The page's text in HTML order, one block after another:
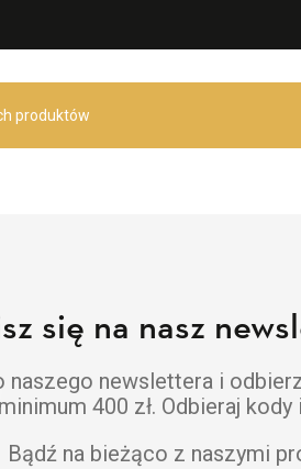
produktów
się na nasz
naszego newslettera i
minimum 400 zł. Odbieraj
Bądź na bieżąco z naszymi